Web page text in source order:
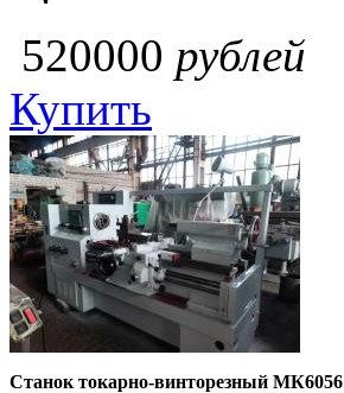
520000 рублей
Купить
Станок токарно-винторезный МК6056